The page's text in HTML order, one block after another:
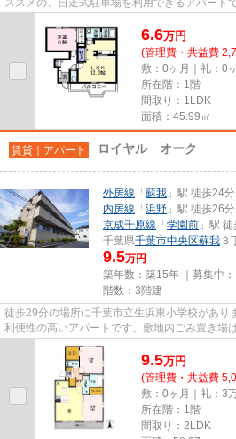
ススメの、自走式駐車場を利用できるアパート
6.6万円
(管理費・共益費
敷：0ヶ月｜礼：0
所在階：1階
間取り：1LDK
面積：45.99㎡
賃貸｜アパート ロイヤル オーク
外房線 「 蘇我 」駅 徒歩24分
内房線 「 浜野 」駅 徒歩26分
京成千原線 「 学園前 」駅
千葉県千葉市中央区蘇我 ３
9.5万円
築年数：築15年 ｜募集中：
階数：3階建
徒歩29分の場所に千葉市立生浜東小学校があり
利便性の高いアパートです。敷地内ごみ置き場
活用できます。当社イチオシの...
9.5万円
(管理費・共益費
敷：0ヶ月｜礼：3
所在階：1階
間取り：2LDK